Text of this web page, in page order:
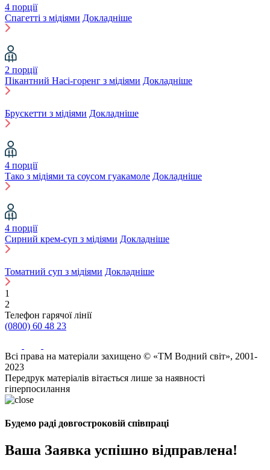
4 порції
Спагетті з мідіями Докладніше
2 порції
Пікантний Насі-горенг з мідіями Докладніше
Брускетти з мідіями Докладніше
4 порції
Тако з мідіями та соусом гуакамоле Докладніше
4 порції
Сирний крем-суп з мідіями Докладніше
Томатний суп з мідіями Докладніше
1
2
Телефон гарячої лінії
(0800) 60 48 23
Всі права на матеріали захищено © «ТМ Водний світ», 2001-
2023
Передрук матеріалів вітається лише за наявності
гіперпосилання
Будемо раді довгостроковій співпраці
Ваша Заявка успішно відправлена!